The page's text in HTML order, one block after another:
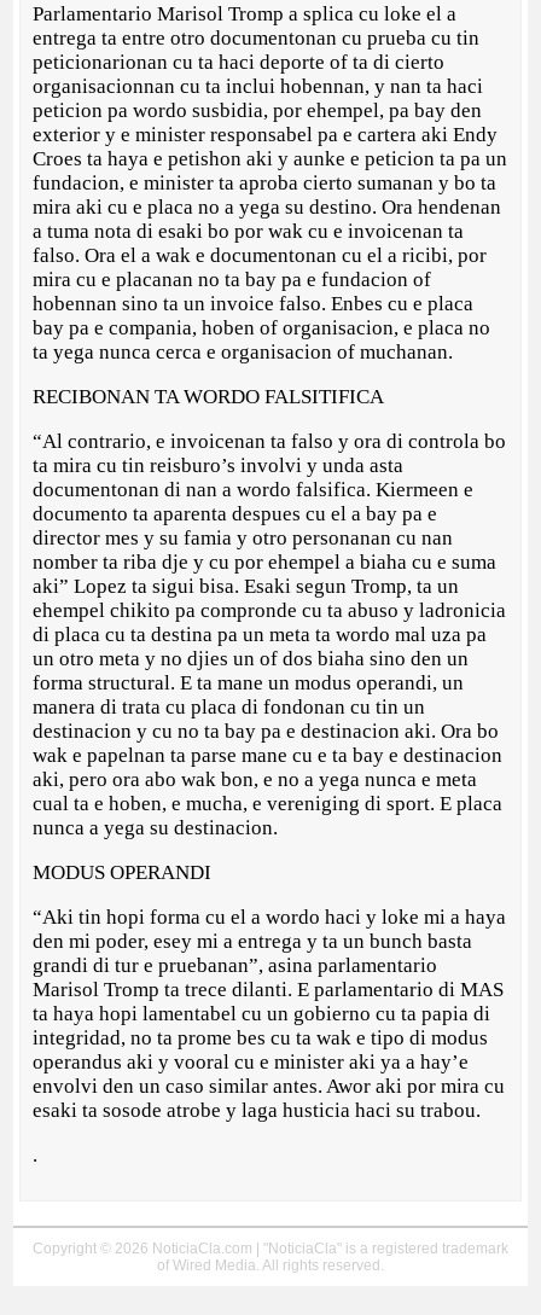
Parlamentario Marisol Tromp a splica cu loke el a
entrega ta entre otro documentonan cu prueba cu tin
peticionarionan cu ta haci deporte of ta di cierto
organisacionnan cu ta inclui hobennan, y nan ta haci
peticion pa wordo susbidia, por ehempel, pa bay den
exterior y e minister responsabel pa e cartera aki Endy
Croes ta haya e petishon aki y aunke e peticion ta pa un
fundacion, e minister ta aproba cierto sumanan y bo ta
mira aki cu e placa no a yega su destino. Ora hendenan
a tuma nota di esaki bo por wak cu e invoicenan ta
falso. Ora el a wak e documentonan cu el a ricibi, por
mira cu e placanan no ta bay pa e fundacion of
hobennan sino ta un invoice falso. Enbes cu e placa
bay pa e compania, hoben of organisacion, e placa no
ta yega nunca cerca e organisacion of muchanan.
RECIBONAN TA WORDO FALSITIFICA
“Al contrario, e invoicenan ta falso y ora di controla bo
ta mira cu tin reisburo’s involvi y unda asta
documentonan di nan a wordo falsifica. Kiermeen e
documento ta aparenta despues cu el a bay pa e
director mes y su famia y otro personanan cu nan
nomber ta riba dje y cu por ehempel a biaha cu e suma
aki” Lopez ta sigui bisa. Esaki segun Tromp, ta un
ehempel chikito pa compronde cu ta abuso y ladronicia
di placa cu ta destina pa un meta ta wordo mal uza pa
un otro meta y no djies un of dos biaha sino den un
forma structural. E ta mane un modus operandi, un
manera di trata cu placa di fondonan cu tin un
destinacion y cu no ta bay pa e destinacion aki. Ora bo
wak e papelnan ta parse mane cu e ta bay e destinacion
aki, pero ora abo wak bon, e no a yega nunca e meta
cual ta e hoben, e mucha, e vereniging di sport. E placa
nunca a yega su destinacion.
MODUS OPERANDI
“Aki tin hopi forma cu el a wordo haci y loke mi a haya
den mi poder, esey mi a entrega y ta un bunch basta
grandi di tur e pruebanan”, asina parlamentario
Marisol Tromp ta trece dilanti. E parlamentario di MAS
ta haya hopi lamentabel cu un gobierno cu ta papia di
integridad, no ta prome bes cu ta wak e tipo di modus
operandus aki y vooral cu e minister aki ya a hay’e
envolvi den un caso similar antes. Awor aki por mira cu
esaki ta sosode atrobe y laga husticia haci su trabou.
.
Copyright © 2026 NoticiaCla.com | "NoticiaCla" is a registered trademark
of Wired Media. All rights reserved.